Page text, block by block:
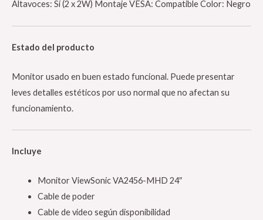
Altavoces: Sí (2 x 2W) Montaje VESA: Compatible Color: Negro
Estado del producto
Monitor usado en buen estado funcional. Puede presentar
leves detalles estéticos por uso normal que no afectan su
funcionamiento.
Incluye
Monitor ViewSonic VA2456-MHD 24″
Cable de poder
Cable de video según disponibilidad